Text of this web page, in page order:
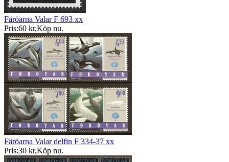
Färöarna Valar F 693 xx
Pris:60 kr,Köp nu.
Färöarna Valar delfin F 334-37 xx
Pris:30 kr,Köp nu.